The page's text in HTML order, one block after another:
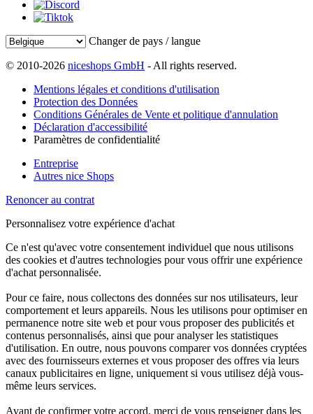
Changer de pays / langue
© 2010-2026 niceshops GmbH - All rights reserved.
Mentions légales et conditions d'utilisation
Protection des Données
Conditions Générales de Vente et politique d'annulation
Déclaration d'accessibilité
Paramètres de confidentialité
Entreprise
Autres nice Shops
Renoncer au contrat
Personnalisez votre expérience d'achat
Ce n'est qu'avec votre consentement individuel que nous utilisons
des cookies et d'autres technologies pour vous offrir une expérience
d'achat personnalisée.
Pour ce faire, nous collectons des données sur nos utilisateurs, leur
comportement et leurs appareils. Nous les utilisons pour optimiser en
permanence notre site web et pour vous proposer des publicités et
contenus personnalisés, ainsi que pour analyser les statistiques
d'utilisation. En outre, nous pouvons comparer vos données cryptées
avec des fournisseurs externes et vous proposer des offres via leurs
canaux publicitaires en ligne, uniquement si vous utilisez déjà vous-
même leurs services.
Avant de confirmer votre accord, merci de vous renseigner dans les